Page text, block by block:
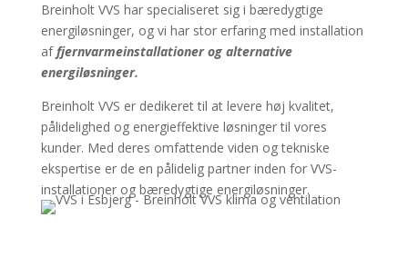
Breinholt VVS har specialiseret sig i bæredygtige
energiløsninger, og vi har stor erfaring med installation
affjernvarmeinstallationer og alternative
energiløsninger.
Breinholt VVS er dedikeret til at levere høj kvalitet,
pålidelighed og energieffektive løsninger til vores
kunder. Med deres omfattende viden og tekniske
ekspertise er de en pålidelig partner inden for VVS-
installationer og bæredygtige energiløsninger.